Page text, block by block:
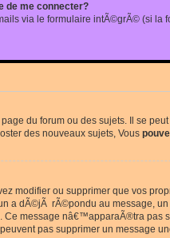
de me connecter?
via le formulaire intÃ©grÃ© (si
du forum ou des sujets. Il se
des nouveaux sujets, Vous
modifier ou supprimer que vos
a dÃ©jÃ rÃ©pondu au message,
message nâ€™apparaÃ®tra
pas supprimer un message